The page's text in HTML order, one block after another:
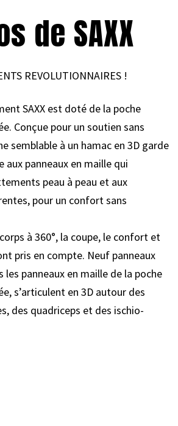
de SAXX
REVOLUTIONNAIRES !
SAXX est doté de la poche
Conçue pour un soutien sans
semblable à un hamac en 3D garde
aux panneaux en maille qui
peau à peau et aux
pour un confort sans
à 360°, la coupe, le confort et
pris en compte. Neuf panneaux
les panneaux en maille de la poche
s’articulent en 3D autour des
des quadriceps et des ischio-